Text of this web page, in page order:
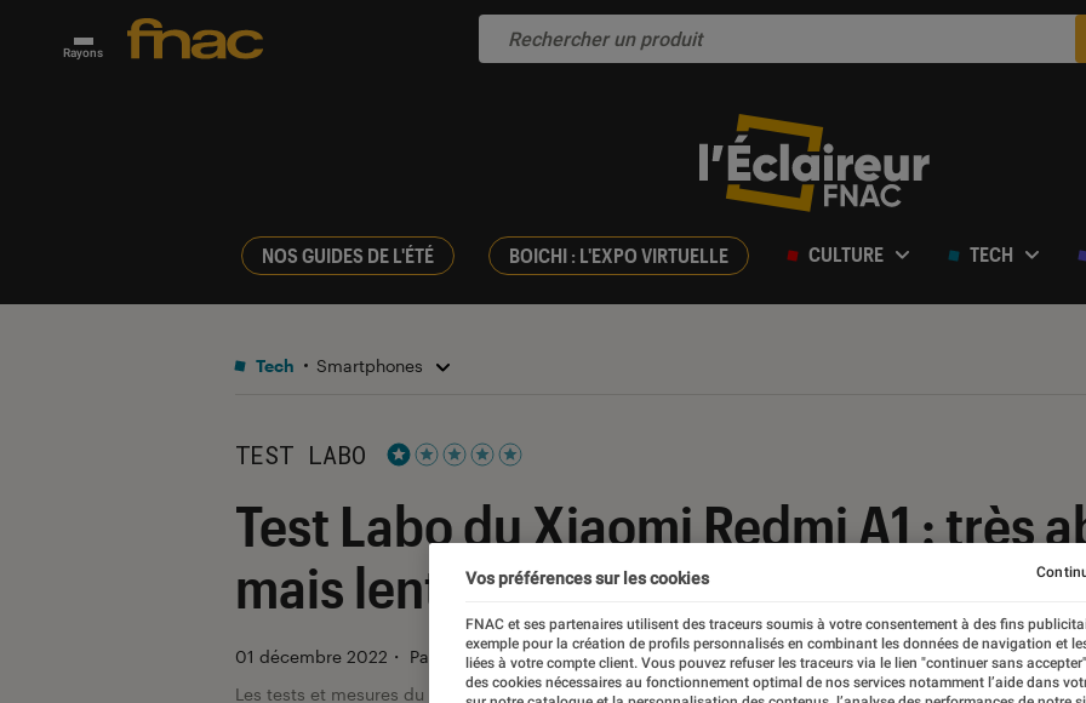
Rayons
NOS GUIDES DE L'ÉTÉ BOICHI : L'EXPO VIRTUELLE CULTURE TECH
Tech Smartphones
TEST LABO
Test Labo du Xiaomi Redmi A1 : très
mais lent à la détente
01 décembre 2022 ・ Par
Jean-Charles Frelier
Les tests et mesures du Labo Fnac sont réalisés en toute indépendance du commerce ou des fabricants
Vos préférences sur les cookies
FNAC et ses partenaires utilisent des traceurs soumis à votre consentement à des fins
exemple pour la création de profils personnalisés en combinant les données de navigation et
liées à votre compte client. Vous pouvez refuser les traceurs via le lien "continuer sans
des cookies nécessaires au fonctionnement optimal de nos services notamment l’aide dans